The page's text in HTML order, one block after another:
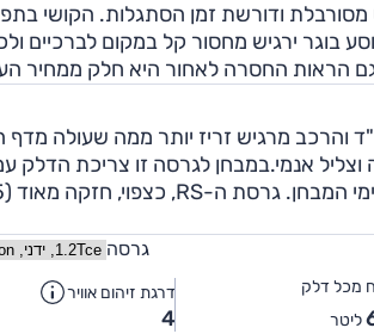
ודורשת זמן הסתגלות. הקושי
ירגיש מחסור קל במקום לברכיים
גם הראות החסרה לאחור היא חלק ממחיר
1.2 ל' טורבו מציעה כח זמין כבר מ-2000 סל"ד והרכב מרגיש זריז
המבחן. גרסת ה-RS
גרסה
מכל דלק
ליטר
דרגת זיהום אוויר
4